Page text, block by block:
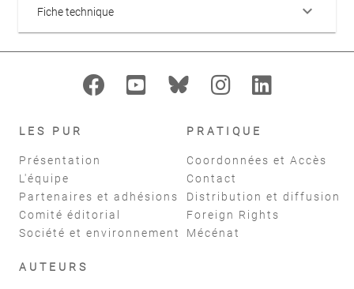
Fiche technique keyboard_arrow_down
LES PUR
Présentation
L'équipe
Partenaires et adhésions
Comité éditorial
Société et environnement
PRATIQUE
Coordonnées et Accès
Contact
Distribution et diffusion
Foreign Rights
Mécénat
AUTEURS